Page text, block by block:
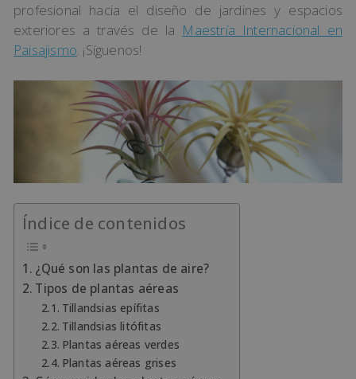
profesional hacia el diseño de jardines y espacios
exteriores a través de la Maestría Internacional en
Paisajismo. ¡Síguenos!
Índice de contenidos
¿Qué son las plantas de aire?
Tipos de plantas aéreas
Tillandsias epífitas
Tillandsias litófitas
Plantas aéreas verdes
Plantas aéreas grises